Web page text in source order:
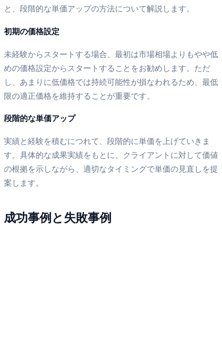
と、段階的な単価アップの方法について解説します。
初期の価格設定
未経験からスタートする場合、最初は市場相場よりもやや低
めの価格設定からスタートすることをお勧めします。ただ
し、あまりに低価格では持続可能性が損なわれるため、最低
限の適正価格を維持することが重要です。
段階的な単価アップ
実績と経験を積むにつれて、段階的に単価を上げていきま
す。具体的な成果実績をもとに、クライアントに対して価値
の根拠を示しながら、適切なタイミングで単価の見直しを提
案します。
成功事例と失敗事例